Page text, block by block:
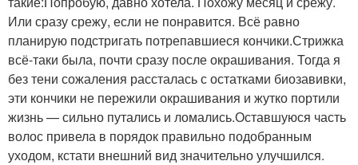
Или сразу срежу, если не понравится. Всё равно
планирую подстригать потрепавшиеся кончики.Стрижка
всё-таки была, почти сразу после окрашивания. Тогда я
без тени сожаления рассталась с остатками биозавивки,
эти кончики не пережили окрашивания и жутко портили
жизнь — сильно путались и ломались.Оставшуюся часть
волос привела в порядок правильно подобранным
уходом, кстати внешний вид значительно улучшился.